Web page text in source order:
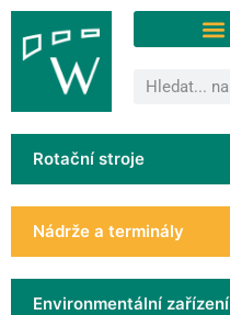
Rotační stroje
Nádrže a terminály
Environmentální zařízení